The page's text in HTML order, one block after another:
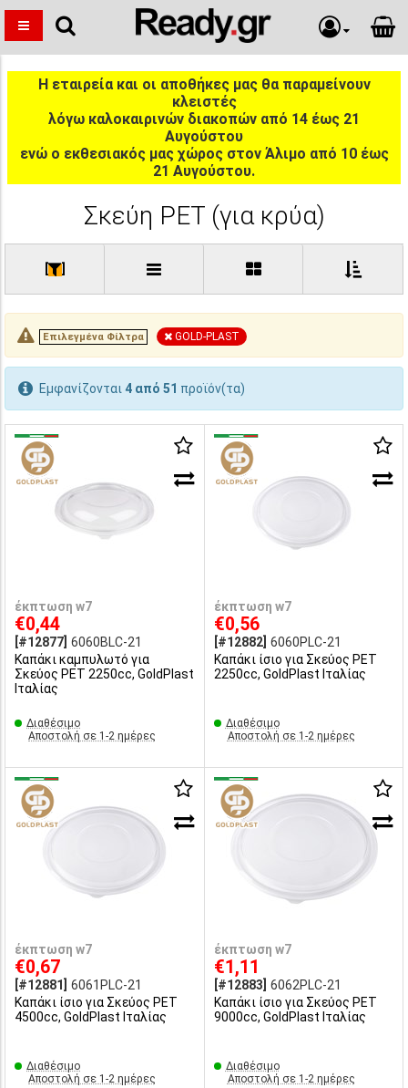
Η εταιρεία και οι αποθήκες μας θα παραμείνουν
κλειστές
λόγω καλοκαιρινών διακοπών από 14 έως 21
Αυγούστου
ενώ ο εκθεσιακός μας χώρος στον Άλιμο από 10 έως
21 Αυγούστου.
Σκεύη PET (για κρύα)
[ ]
Επιλεγμένα Φίλτρα GOLD-PLAST
Εμφανίζονται 4 από 51 προϊόν(τα)
έκπτωση w7
€0,44
[#12877] 6060BLC-21
Καπάκι καμπυλωτό για
Σκεύος PET 2250cc, GoldPlast
Ιταλίας
Διαθέσιμο
Αποστολή σε 1-2 ημέρες
έκπτωση w7
€0,56
[#12882] 6060PLC-21
Καπάκι ίσιο για Σκεύος PET
2250cc, GoldPlast Ιταλίας
Διαθέσιμο
Αποστολή σε 1-2 ημέρες
έκπτωση w7
€0,67
[#12881]
6061PLC-21
Καπάκι ίσιο για Σκεύος PET
4500cc, GoldPlast Ιταλίας
Διαθέσιμο
Αποστολή σε 1-2 ημέρες
έκπτωση w7
€1,11
[#12883] 6062PLC-21
Καπάκι ίσιο για Σκεύος PET
9000cc, GoldPlast Ιταλίας
Διαθέσιμο
Αποστολή σε 1-2 ημέρες